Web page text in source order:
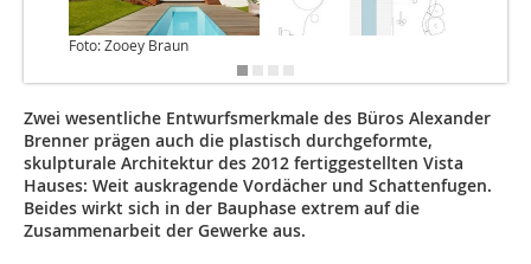
Foto: Zooey Braun
Zwei wesentliche Entwurfsmerkmale des Büros Alexander
Brenner prägen auch die plastisch durchgeformte,
skulpturale Architektur des 2012 fertiggestellten Vista
Hauses: Weit auskragende Vordächer und Schattenfugen.
Beides wirkt sich in der Bauphase extrem auf die
Zusammenarbeit der Gewerke aus.